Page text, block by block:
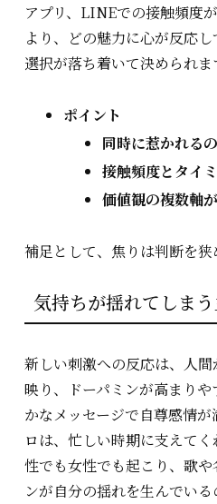
アプリ、LINEでの接触頻度
より、どの魅力に心が反応
選択が落ち着いて決められま
ポイント
同時に惹かれる
接触頻度とタイ
価値観の複数軸
補足として、焦りは判断を狭
気持ちが揺れてしま
新しい刺激への反応は、人
映り、ドーパミンが高まり
かなメッセージで自尊感情が
ロは、忙しい時期に支えて
性でも女性でも起こり、歌
ンが自分の揺れを生んでい